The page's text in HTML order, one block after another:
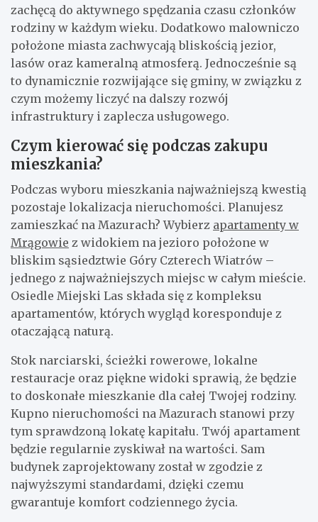
zachęcą do aktywnego spędzania czasu członków
rodziny w każdym wieku. Dodatkowo malowniczo
położone miasta zachwycają bliskością jezior,
lasów oraz kameralną atmosferą. Jednocześnie są
to dynamicznie rozwijające się gminy, w związku z
czym możemy liczyć na dalszy rozwój
infrastruktury i zaplecza usługowego.
Czym kierować się podczas zakupu
mieszkania?
Podczas wyboru mieszkania najważniejszą kwestią
pozostaje lokalizacja nieruchomości. Planujesz
zamieszkać na Mazurach? Wybierz apartamenty w
Mrągowie z widokiem na jezioro położone w
bliskim sąsiedztwie Góry Czterech Wiatrów –
jednego z najważniejszych miejsc w całym mieście.
Osiedle Miejski Las składa się z kompleksu
apartamentów, których wygląd koresponduje z
otaczającą naturą.
Stok narciarski, ścieżki rowerowe, lokalne
restauracje oraz piękne widoki sprawią, że będzie
to doskonałe mieszkanie dla całej Twojej rodziny.
Kupno nieruchomości na Mazurach stanowi przy
tym sprawdzoną lokatę kapitału. Twój apartament
będzie regularnie zyskiwał na wartości. Sam
budynek zaprojektowany został w zgodzie z
najwyższymi standardami, dzięki czemu
gwarantuje komfort codziennego życia.